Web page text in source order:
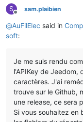
S
Offline
sam.plaibien
@AuFilElec said in
soft:
Je me suis rendu
l'APIKey de Jeedom,
caractères. J'ai
trouve sur le Github,
une release, ce sera
Si vous souhaitez en